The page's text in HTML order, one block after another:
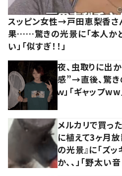
スッピン女性→戸田恵梨香さ
果……驚きの光景に「本人か
い」「似すぎ！！」
夜、虫取りに出
感”→直後、驚き
ｗ」「ギャップww
メルカリで買っ
に植えて3ヶ月
の光景』に「ズ
か、、」「野太い音